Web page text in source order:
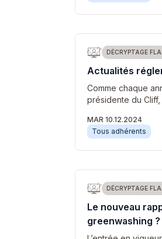
DÉCRYPTAGE
Actualités
Comme chaque
présidente du
MAR 10.12.2024
Tous adhérents
DÉCRYPTAGE
Le nouveau
greenwashing ?